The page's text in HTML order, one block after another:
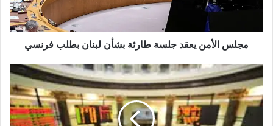
مجلس الأمن يعقد جلسة طارئة بشأن لبنان بطلب فرنسي